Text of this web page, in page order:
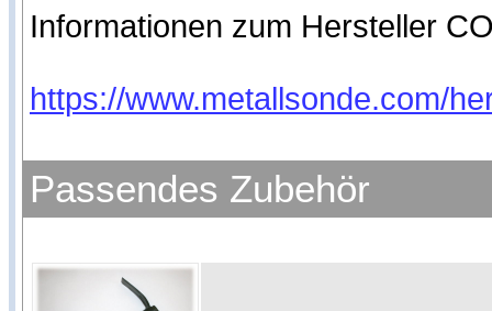
Informationen zum Hersteller
https://www.metallsonde.com/
Passendes Zubehör